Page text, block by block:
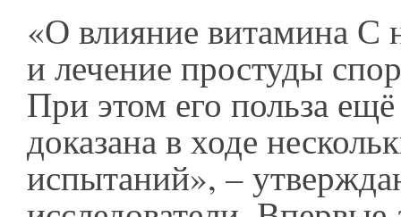
«О влияние витамина С
и лечение простуды
При этом его польза
доказана в ходе
испытаний», –